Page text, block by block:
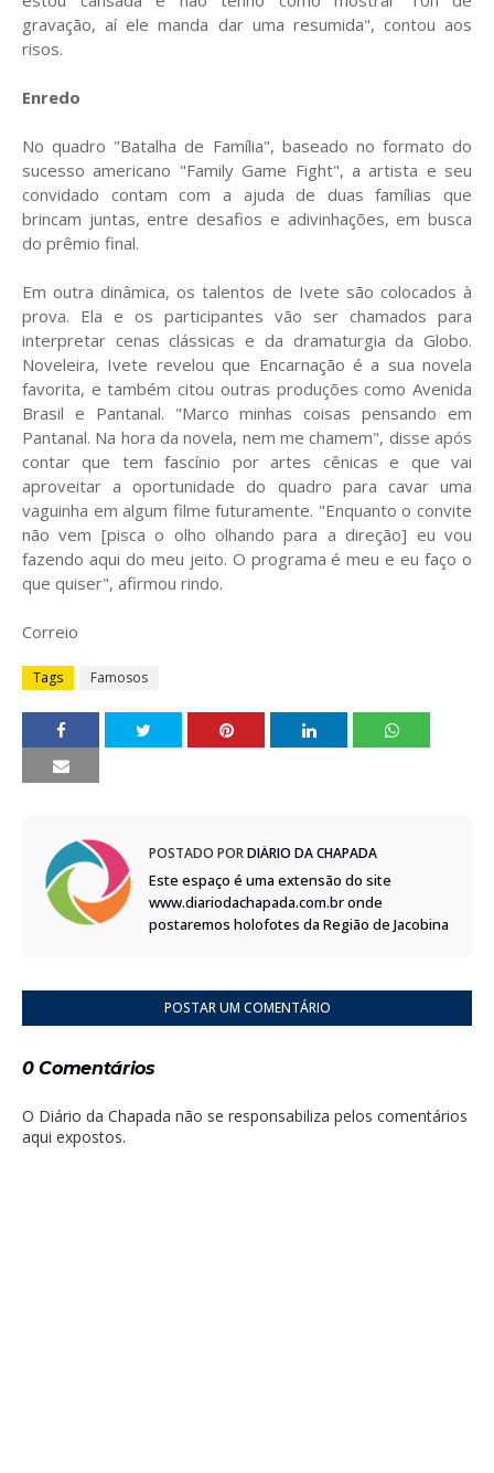
gravação, aí ele manda dar uma resumida", contou aos
risos.
Enredo
No quadro "Batalha de Família", baseado no formato do
sucesso americano "Family Game Fight", a artista e seu
convidado contam com a ajuda de duas famílias que
brincam juntas, entre desafios e adivinhações, em busca
do prêmio final.
Em outra dinâmica, os talentos de Ivete são colocados à
prova. Ela e os participantes vão ser chamados para
interpretar cenas clássicas e da dramaturgia da Globo.
Noveleira, Ivete revelou que Encarnação é a sua novela
favorita, e também citou outras produções como Avenida
Brasil e Pantanal. "Marco minhas coisas pensando em
Pantanal. Na hora da novela, nem me chamem", disse após
contar que tem fascínio por artes cênicas e que vai
aproveitar a oportunidade do quadro para cavar uma
vaguinha em algum filme futuramente. "Enquanto o convite
não vem [pisca o olho olhando para a direção] eu vou
fazendo aqui do meu jeito. O programa é meu e eu faço o
que quiser", afirmou rindo.
Correio
Tags Famosos
POSTADO PORDIÁRIO DA CHAPADA
Este espaço é uma extensão do site
www.diariodachapada.com.br onde
postaremos holofotes da Região de Jacobina
POSTAR UM COMENTÁRIO
0 Comentários
O Diário da Chapada não se responsabiliza pelos comentários
aqui expostos.